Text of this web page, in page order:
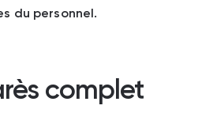
du personnel.
complet